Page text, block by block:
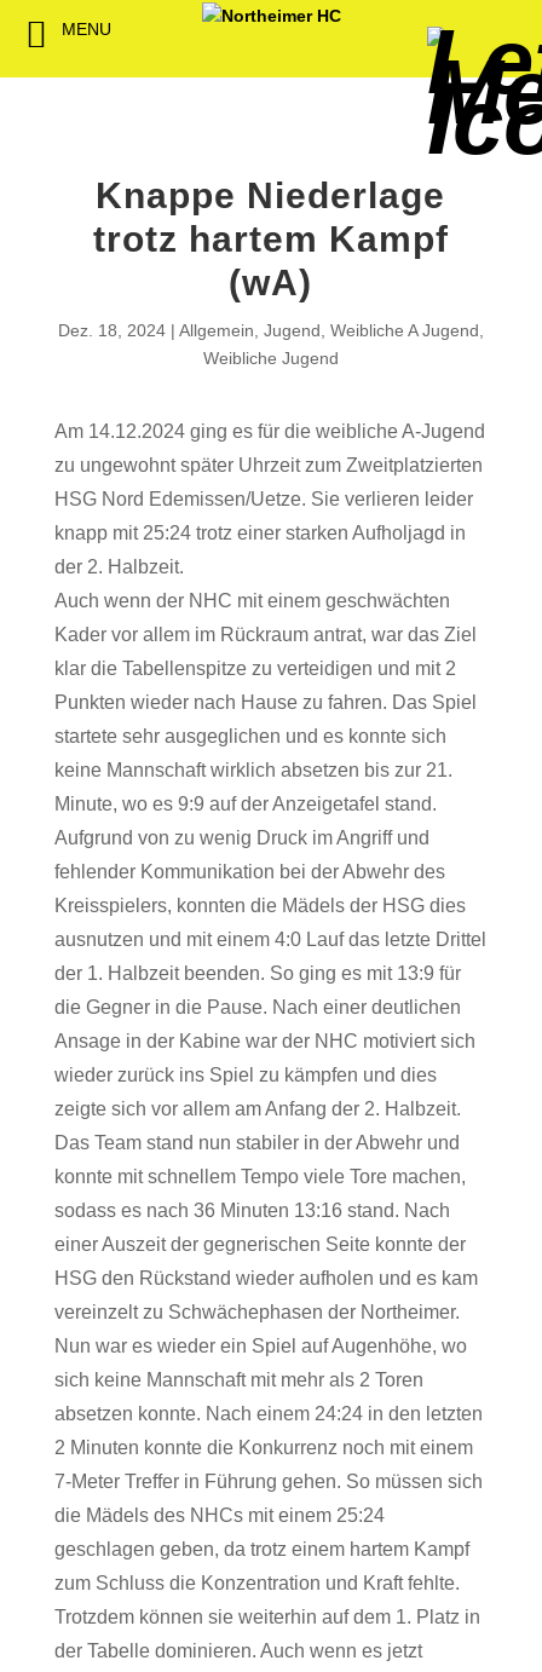
Knappe Niederlage
trotz hartem Kampf
(wA)
Dez. 18, 2024 Allgemein Jugend Weibliche A Jugend
Weibliche Jugend
Am 14.12.2024 ging es für die weibliche A-Jugend
zu ungewohnt später Uhrzeit zum Zweitplatzierten
HSG Nord Edemissen/Uetze. Sie verlieren leider
knapp mit 25:24 trotz einer starken Aufholjagd in
der 2. Halbzeit.
Auch wenn der NHC mit einem geschwächten
Kader vor allem im Rückraum antrat, war das Ziel
klar die Tabellenspitze zu verteidigen und mit 2
Punkten wieder nach Hause zu fahren. Das Spiel
startete sehr ausgeglichen und es konnte sich
keine Mannschaft wirklich absetzen bis zur 21.
Minute, wo es 9:9 auf der Anzeigetafel stand.
Aufgrund von zu wenig Druck im Angriff und
fehlender Kommunikation bei der Abwehr des
Kreisspielers, konnten die Mädels der HSG dies
ausnutzen und mit einem 4:0 Lauf das letzte Drittel
der 1. Halbzeit beenden. So ging es mit 13:9 für
die Gegner in die Pause. Nach einer deutlichen
Ansage in der Kabine war der NHC motiviert sich
wieder zurück ins Spiel zu kämpfen und dies
zeigte sich vor allem am Anfang der 2. Halbzeit.
Das Team stand nun stabiler in der Abwehr und
konnte mit schnellem Tempo viele Tore machen,
sodass es nach 36 Minuten 13:16 stand. Nach
einer Auszeit der gegnerischen Seite konnte der
HSG den Rückstand wieder aufholen und es kam
vereinzelt zu Schwächephasen der Northeimer.
Nun war es wieder ein Spiel auf Augenhöhe, wo
sich keine Mannschaft mit mehr als 2 Toren
absetzen konnte. Nach einem 24:24 in den letzten
2 Minuten konnte die Konkurrenz noch mit einem
7-Meter Treffer in Führung gehen. So müssen sich
die Mädels des NHCs mit einem 25:24
geschlagen geben, da trotz einem hartem Kampf
zum Schluss die Konzentration und Kraft fehlte.
Trotzdem können sie weiterhin auf dem 1. Platz in
der Tabelle dominieren. Auch wenn es jetzt
MENU
Back Back
1. Herren
2. Herren
1. Damen
Back
Weibliche
Minis &
Spielbetrieb
Back
NHC
Back
Spieltagssponsoren
Sponsoren stellen
Hallenheft
Back
Back Back
Vorstand
Satzung
FWD
Back
Dokumente
Back
Download
Intern
Back